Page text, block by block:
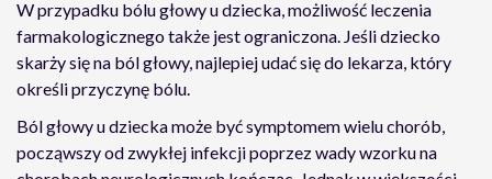
W przypadku bólu głowy u dziecka, możliwość leczenia
farmakologicznego także jest ograniczona. Jeśli dziecko
skarży się na ból głowy, najlepiej udać się do lekarza, który
określi przyczynę bólu.
Ból głowy u dziecka może być symptomem wielu chorób,
począwszy od zwykłej infekcji poprzez wady wzorku na